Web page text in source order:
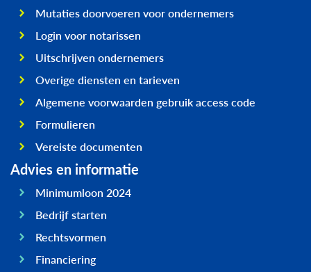
Mutaties doorvoeren voor ondernemers
Login voor notarissen
Uitschrijven ondernemers
Overige diensten en tarieven
Algemene voorwaarden gebruik access code
Formulieren
Vereiste documenten
Advies en informatie
Minimumloon 2024
Bedrijf starten
Rechtsvormen
Financiering